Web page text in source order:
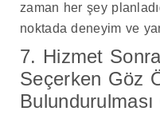
zaman her şey
noktada deneyim ve
7. Hizmet
Seçerken Göz